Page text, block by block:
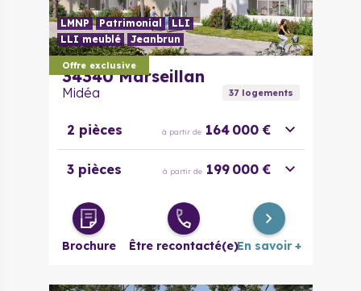
Offre exclusive
LMNP Patrimonial
LLI
LLI meublé
Jeanbrun
34340 Marseillan
Midéa 37logements
2 pièces à partir de 164 000 €
3 pièces à partir de 199 000 €
Brochure Être recontacté(e)En savoir +